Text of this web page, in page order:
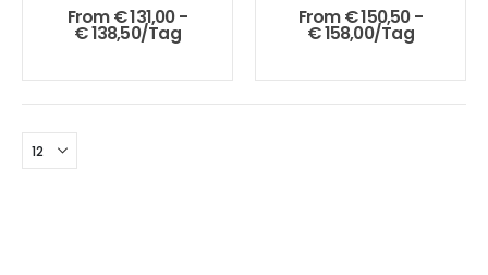
From€131,00-
€138,50/Tag
From€150,50-
€158,00/Tag